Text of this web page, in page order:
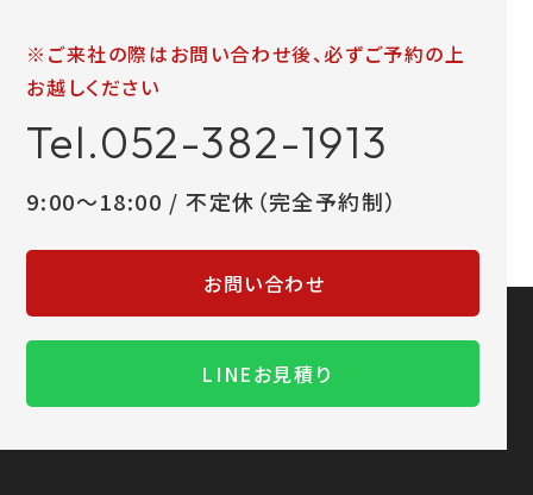
※ご来社の際はお問い合わせ後、必ずご予約の上
お越しください
Tel.052-382-1913
9:00～18:00 / 不定休（完全予約制）
お問い合わせ
LINEお見積り